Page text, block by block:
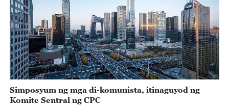
Simposyum ng mga di-komunista, itinaguyod ng
Komite Sentral ng CPC